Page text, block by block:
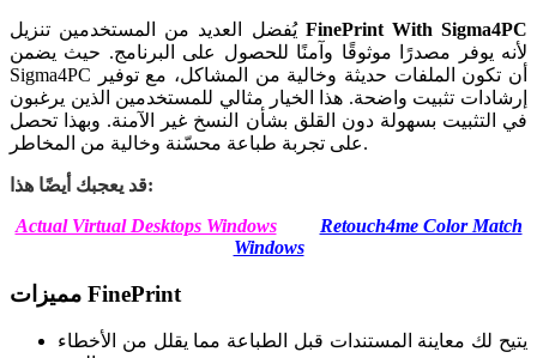
يُفضل العديد من المستخدمين تنزيل FinePrint With Sigma4PC
لأنه يوفر مصدرًا موثوقًا وآمنًا للحصول على البرنامج. حيث يضمن
Sigma4PC أن تكون الملفات حديثة وخالية من المشاكل، مع توفير
إرشادات تثبيت واضحة. هذا الخيار مثالي للمستخدمين الذين يرغبون
في التثبيت بسهولة دون القلق بشأن النسخ غير الآمنة. وبهذا تحصل
على تجربة طباعة محسّنة وخالية من المخاطر.
قد يعجبك أيضًا هذا:
Actual Virtual Desktops Windows
Retouch4me Color Match
Windows
مميزات FinePrint
يتيح لك معاينة المستندات قبل الطباعة مما يقلل من الأخطاء